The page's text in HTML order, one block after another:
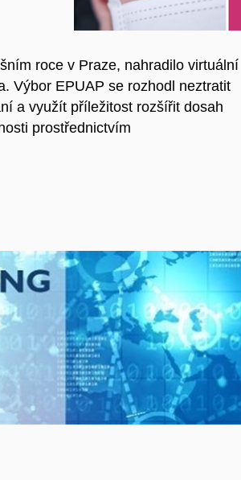
roce v Praze, nahradilo virtuální
Výbor EPUAP se rozhodl neztratit
a využít příležitost rozšířit dosah
prostřednictvím